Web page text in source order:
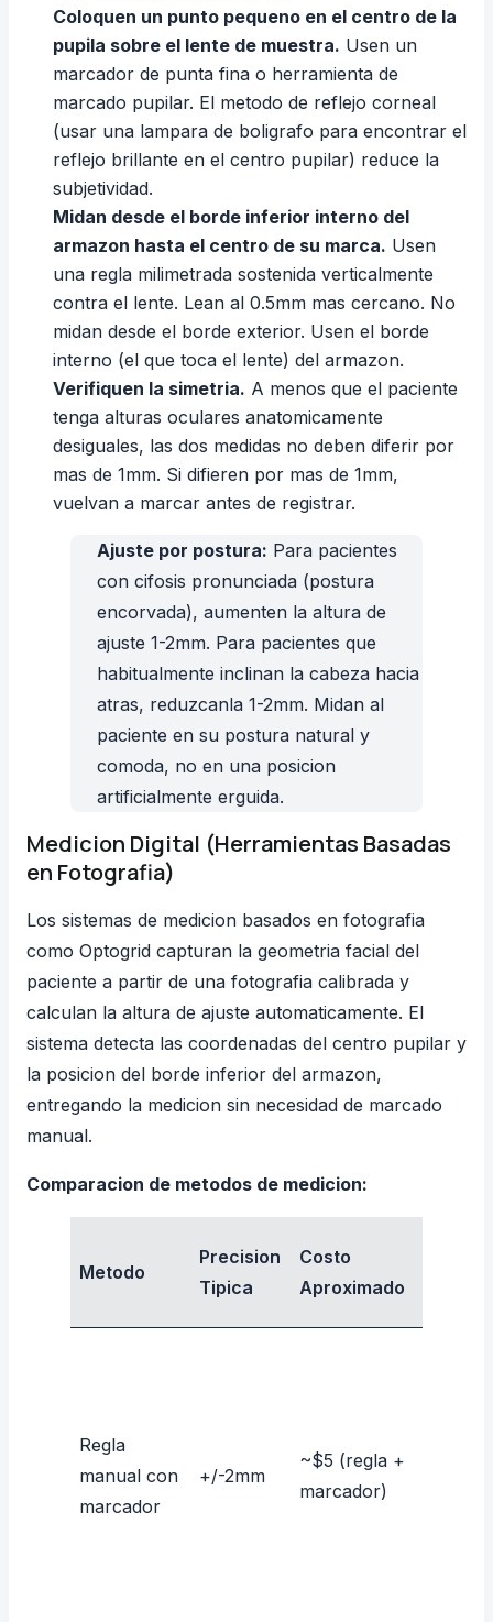
Coloquen un punto pequeno en el centro de la
pupila sobre el lente de muestra. Usen un
marcador de punta fina o herramienta de
marcado pupilar. El metodo de reflejo corneal
(usar una lampara de boligrafo para encontrar el
reflejo brillante en el centro pupilar) reduce la
subjetividad.
Midan desde el borde inferior interno del
armazon hasta el centro de su marca. Usen
una regla milimetrada sostenida verticalmente
contra el lente. Lean al 0.5mm mas cercano. No
midan desde el borde exterior. Usen el borde
interno (el que toca el lente) del armazon.
Verifiquen la simetria. A menos que el paciente
tenga alturas oculares anatomicamente
desiguales, las dos medidas no deben diferir por
mas de 1mm. Si difieren por mas de 1mm,
vuelvan a marcar antes de registrar.
Ajuste por postura: Para pacientes
con cifosis pronunciada (postura
encorvada), aumenten la altura de
ajuste 1-2mm. Para pacientes que
habitualmente inclinan la cabeza hacia
atras, reduzcanla 1-2mm. Midan al
paciente en su postura natural y
comoda, no en una posicion
artificialmente erguida.
Medicion Digital (Herramientas Basadas
en Fotografia)
Los sistemas de medicion basados en fotografia
como Optogrid capturan la geometria facial del
paciente a partir de una fotografia calibrada y
calculan la altura de ajuste automaticamente. El
sistema detecta las coordenadas del centro pupilar y
la posicion del borde inferior del armazon,
entregando la medicion sin necesidad de marcado
manual.
Comparacion de metodos de medicion:
Metodo
Precision
Tipica
Costo
Aproximado
Regla
manual con
marcador
+/-2mm
~$5 (regla +
marcador)